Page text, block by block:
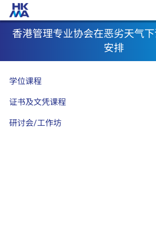
香港管理专业协会在恶劣天气下课
香港管理专业协会在恶劣天气
安排
学位课程
证书及文凭课程
研讨会/工作坊